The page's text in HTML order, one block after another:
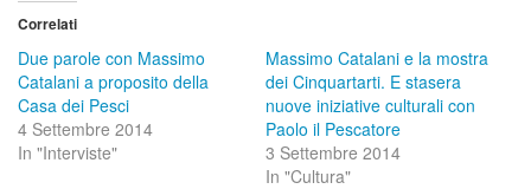
Correlati
Due parole con Massimo
Catalani a proposito della
Casa dei Pesci
4 Settembre 2014
In "Interviste"
Massimo Catalani e la mostra
dei Cinquartarti. E stasera
nuove iniziative culturali con
Paolo il Pescatore
3 Settembre 2014
In "Cultura"